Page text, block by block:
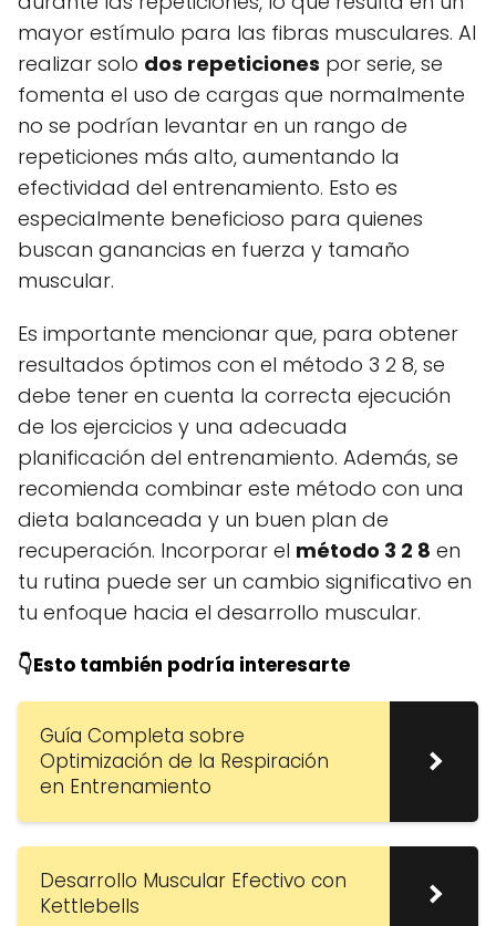
mayor estímulo para las fibras musculares. Al
realizar solo dos repeticiones por serie, se
fomenta el uso de cargas que normalmente
no se podrían levantar en un rango de
repeticiones más alto, aumentando la
efectividad del entrenamiento. Esto es
especialmente beneficioso para quienes
buscan ganancias en fuerza y tamaño
muscular.
Es importante mencionar que, para obtener
resultados óptimos con el método 3 2 8, se
debe tener en cuenta la correcta ejecución
de los ejercicios y una adecuada
planificación del entrenamiento. Además, se
recomienda combinar este método con una
dieta balanceada y un buen plan de
recuperación. Incorporar el método 3 2 8 en
tu rutina puede ser un cambio significativo en
tu enfoque hacia el desarrollo muscular.
👇Esto también podría interesarte
Guía Completa sobre
Optimización de la Respiración
en Entrenamiento
Desarrollo Muscular Efectivo con
Kettlebells